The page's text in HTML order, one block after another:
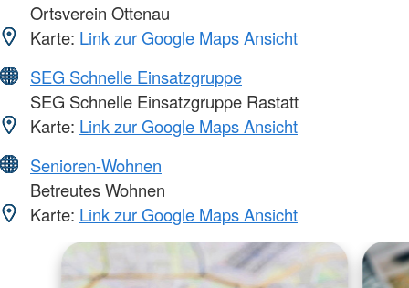
Ortsverein Ottenau
Karte: Link zur Google Maps Ansicht
SEG Schnelle Einsatzgruppe
SEG Schnelle Einsatzgruppe Rastatt
Karte: Link zur Google Maps Ansicht
Senioren-Wohnen
Betreutes Wohnen
Karte: Link zur Google Maps Ansicht